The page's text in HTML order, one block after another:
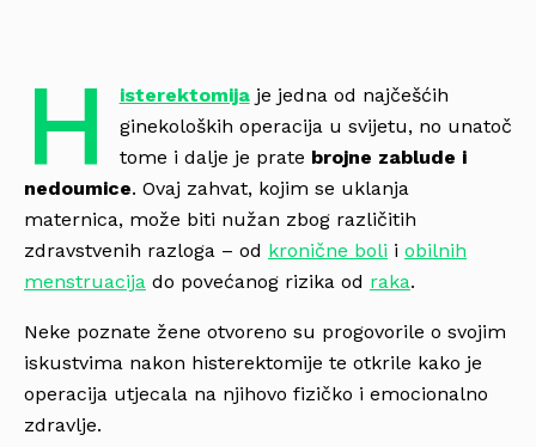
H isterektomijaje jedna od najčešćih
ginekoloških operacija u svijetu, no unatoč
tome i dalje je prate brojne zablude i
nedoumice. Ovaj zahvat, kojim se uklanja
maternica, može biti nužan zbog različitih
zdravstvenih razloga – od kronične boli i obilnih
menstruacija do povećanog rizika od raka.
Neke poznate žene otvoreno su progovorile o svojim
iskustvima nakon histerektomije te otkrile kako je
operacija utjecala na njihovo fizičko i emocionalno
zdravlje.